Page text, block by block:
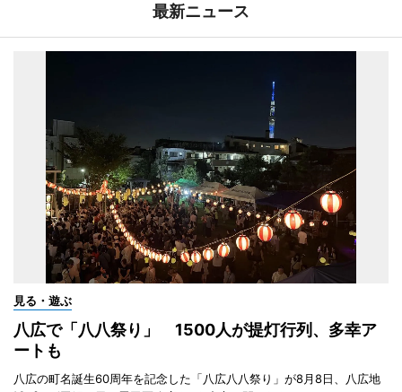
最新ニュース
見る・遊ぶ
八広で「八八祭り」 1500人が提灯行列、多幸ア
ートも
八広の町名誕生60周年を記念した「八広八八祭り」が8月8日、八広地